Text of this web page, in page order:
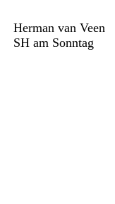
Herman van Veen
SH am Sonntag